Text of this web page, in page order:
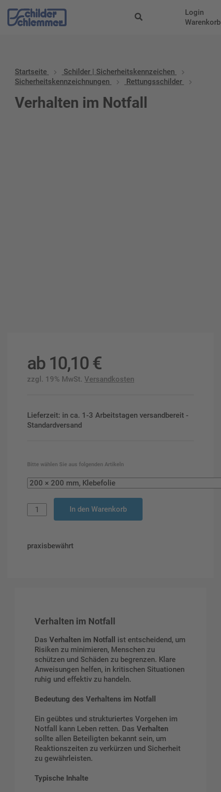
Login
Warenkorb
Startseite
Schilder | Sicherheitskennzeichen
Sicherheitskennzeichnungen
Rettungsschilder
Verhalten im Notfall
ab 10,10 €
zzgl. 19% MwSt. Versandkosten
Lieferzeit: in ca. 1-3 Arbeitstagen versandbereit -
Standardversand
Bitte wählen Sie aus folgenden Artikeln
In den Warenkorb
praxisbewährt
Verhalten im Notfall
Das Verhalten im Notfall
ist entscheidend, um
Risiken zu minimieren, Menschen zu
schützen und Schäden zu begrenzen. Klare
Anweisungen helfen, in kritischen Situationen
ruhig und effektiv zu handeln.
Bedeutung des Verhaltens im Notfall
Ein geübtes und strukturiertes Vorgehen im
Notfall kann Leben retten. Das Verhalten
sollte allen Beteiligten bekannt sein, um
Reaktionszeiten zu verkürzen und Sicherheit
zu gewährleisten.
Typische Inhalte